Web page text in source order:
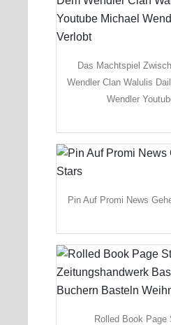
Das Machtspiel
Wendler Clan Walulis
Wendler
Pin Auf Promi News
Rolled Book Page